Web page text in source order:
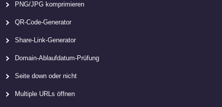
PNG/JPG komprimieren
QR-Code-Generator
Share-Link-Generator
Domain-Ablaufdatum-Prüfung
Seite down oder nicht
Multiple URLs öffnen